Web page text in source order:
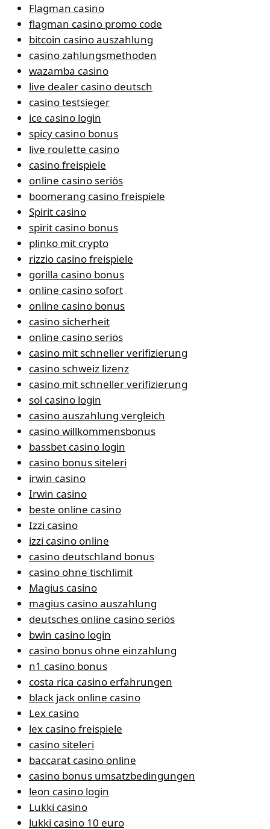
Flagman casino
flagman casino promo code
bitcoin casino auszahlung
casino zahlungsmethoden
wazamba casino
live dealer casino deutsch
casino testsieger
ice casino login
spicy casino bonus
live roulette casino
casino freispiele
online casino seriös
boomerang casino freispiele
Spirit casino
spirit casino bonus
plinko mit crypto
rizzio casino freispiele
gorilla casino bonus
online casino sofort
online casino bonus
casino sicherheit
online casino seriös
casino mit schneller verifizierung
casino schweiz lizenz
casino mit schneller verifizierung
sol casino login
casino auszahlung vergleich
casino willkommensbonus
bassbet casino login
casino bonus siteleri
irwin casino
Irwin casino
beste online casino
Izzi casino
izzi casino online
casino deutschland bonus
casino ohne tischlimit
Magius casino
magius casino auszahlung
deutsches online casino seriös
bwin casino login
casino bonus ohne einzahlung
n1 casino bonus
costa rica casino erfahrungen
black jack online casino
Lex casino
lex casino freispiele
casino siteleri
baccarat casino online
casino bonus umsatzbedingungen
leon casino login
Lukki casino
lukki casino 10 euro